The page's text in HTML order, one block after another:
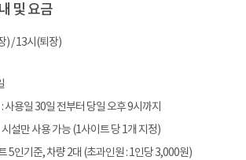
및 요금
) / 13시(퇴장)
사용일 30일 전부터 당일 오후 9시까지
설만 사용 가능 (1사이트 당 1개 지정)
5인기준, 차량 2대 (초과인원 : 1인당 3,000원)